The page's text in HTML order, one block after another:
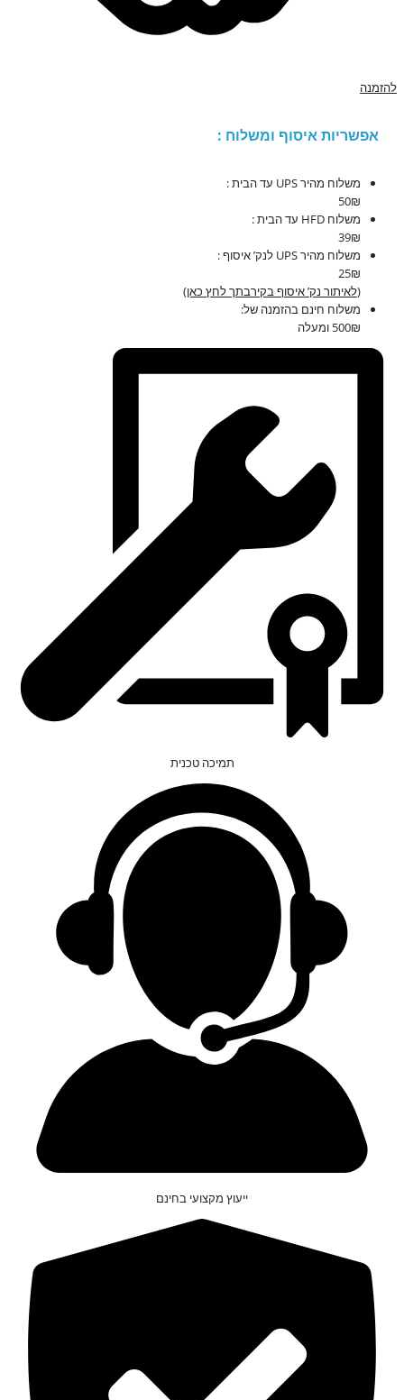
להזמנה
אפשריות איסוף ומשלוח :
משלוח מהיר UPS עד הבית :
50₪
משלוח HFD עד הבית :
39₪
משלוח מהיר UPS לנק’ איסוף :
25₪
(לאיתור נק’ איסוף בקירבתך לחץ כאן)
משלוח חינם בהזמנה של:
500₪ ומעלה
תמיכה טכנית
ייעוץ מקצועי בחינם